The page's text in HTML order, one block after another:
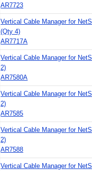
AR7723
Vertical Cable Manager for
(Qty 4)
AR7717A
Vertical Cable Manager for
2)
AR7580A
Vertical Cable Manager for
2)
AR7585
Vertical Cable Manager for
2)
AR7588
Vertical Cable Manager for